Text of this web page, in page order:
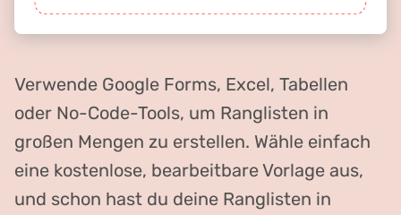
Verwende Google Forms, Excel, Tabellen
oder No-Code-Tools, um Ranglisten in
großen Mengen zu erstellen. Wähle einfach
eine kostenlose, bearbeitbare Vorlage aus,
und schon hast du deine Ranglisten in